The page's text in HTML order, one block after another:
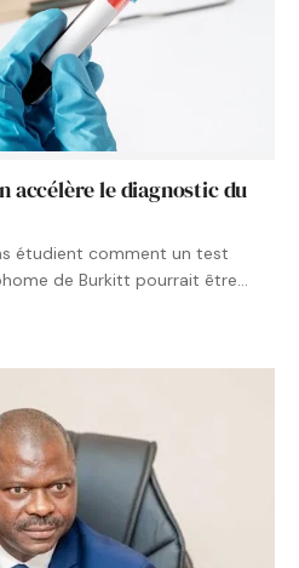
accélère le diagnostic du
étudient comment un test
de Burkitt pourrait être